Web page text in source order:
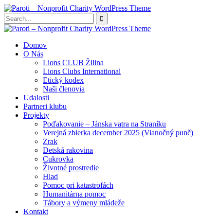
Domov
O Nás
Lions CLUB Žilina
Lions Clubs International
Etický kodex
Naši členovia
Udalosti
Partneri klubu
Projekty
Poďakovanie – Jánska vatra na Straníku
Verejná zbierka december 2025 (Vianočný punč)
Zrak
Detská rakovina
Cukrovka
Životné prostredie
Hlad
Pomoc pri katastrofách
Humanitárna pomoc
Tábory a výmeny mládeže
Kontakt